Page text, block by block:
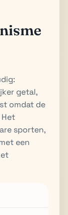
getal,
omdat de
sporten,
een